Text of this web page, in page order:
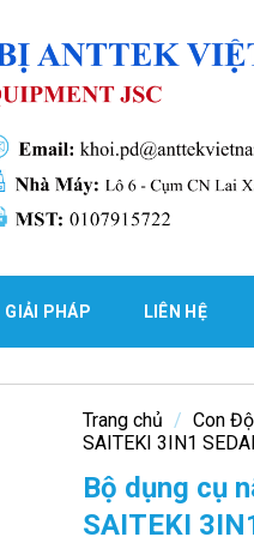
GIẢI PHÁP LIÊN HỆ
Trang chủ / Con
SAITEKI 3IN1
Bộ dụng cụ
SAITEKI